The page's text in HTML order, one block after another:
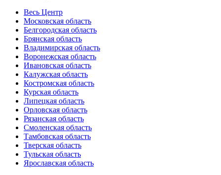
Весь Центр
Московская область
Белгородская область
Брянская область
Владимирская область
Воронежская область
Ивановская область
Калужская область
Костромская область
Курская область
Липецкая область
Орловская область
Рязанская область
Смоленская область
Тамбовская область
Тверская область
Тульская область
Ярославская область